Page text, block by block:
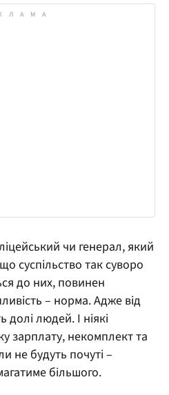
чи генерал, який
суспільство так суворо
до них, повинен
– норма. Адже від
долі людей. І ніякі
зарплату, некомплект та
не будуть почуті –
більшого.